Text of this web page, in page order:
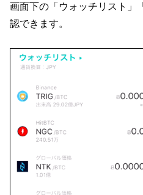
画面下の「ウォッチリスト」
認できます。